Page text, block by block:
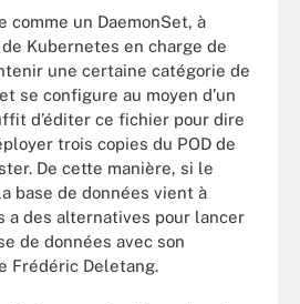
comme un DaemonSet, à
Kubernetes en charge de
une certaine catégorie de
se configure au moyen d’un
d’éditer ce fichier pour dire
trois copies du POD de
De cette manière, si le
base de données vient à
a des alternatives pour lancer
de données avec son
Frédéric Deletang.